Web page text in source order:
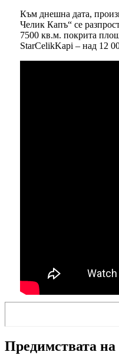
Към днешна дата,
Челик Капъ“ се
7500 кв.м. покрита
StarCelikKapi – над 12
Предимствата